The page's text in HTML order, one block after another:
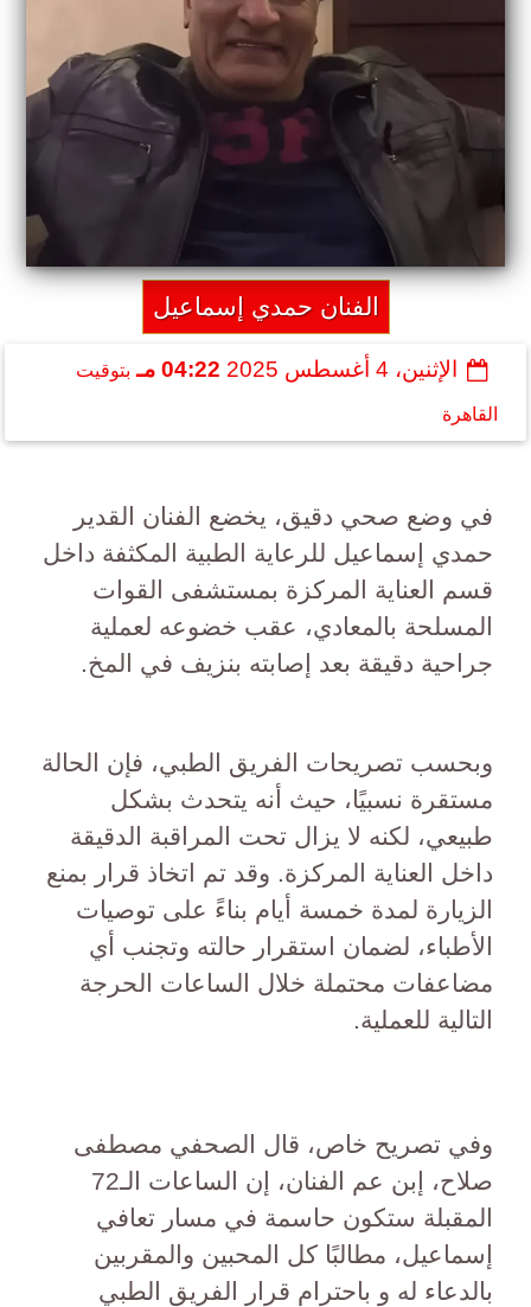
الفنان حمدي إسماعيل
الإثنين، 4 أغسطس 2025 04:22 مـ بتوقيت
القاهرة
في وضع صحي دقيق، يخضع الفنان القدير
حمدي إسماعيل للرعاية الطبية المكثفة داخل
قسم العناية المركزة بمستشفى القوات
المسلحة بالمعادي، عقب خضوعه لعملية
جراحية دقيقة بعد إصابته بنزيف في المخ.
وبحسب تصريحات الفريق الطبي، فإن الحالة
مستقرة نسبيًا، حيث أنه يتحدث بشكل
طبيعي، لكنه لا يزال تحت المراقبة الدقيقة
داخل العناية المركزة. وقد تم اتخاذ قرار بمنع
الزيارة لمدة خمسة أيام بناءً على توصيات
الأطباء، لضمان استقرار حالته وتجنب أي
مضاعفات محتملة خلال الساعات الحرجة
التالية للعملية.
وفي تصريح خاص، قال الصحفي مصطفى
صلاح، إبن عم الفنان، إن الساعات الـ72
المقبلة ستكون حاسمة في مسار تعافي
إسماعيل، مطالبًا كل المحبين والمقربين
بالدعاء له و باحترام قرار الفريق الطبي